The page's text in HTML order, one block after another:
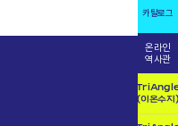
카탈로그
온라인
역사관
(이온수지)